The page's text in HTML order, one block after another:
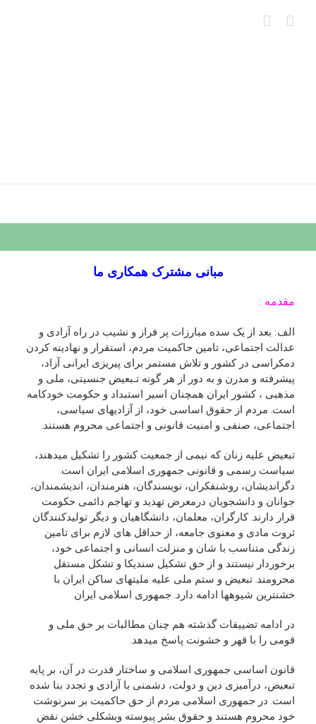
مبانی مشترک همکاری ما
مقدمه :
الف: بعد از يک سده مبارزات پر فراز و نشيب در راه آزادی و
عدالت اجتماعی، تامين حاکميت مردم، استقرار و نهادينه کردن
دمکراسی در کشور و تلاش مستمر برای پیريزی ايرانی آزاد،
پيشرفته و مدرن و به دور از هر گونه تـبعيض جنسيتی، ملی و
مذهبی ، کشور ايران همچنان اسير استبداد و حکومت خودکامه
است. مردم از حقوق اساسی خود، از آزادیهای سياسی،
اجتماعی، صنفی و امنيت قانونی و اجتماعی محروم هستند.
تبعيض عليه زنان که نيمی از جمعيت کشور را تشکيل میدهند،
سياست رسمی و قانونی جمهوری اسلامی ايران است.
دگرانديشان، روشنفکران، نويسندگان، هنرمندان، انديشمندان،
جوانان و دانشجويان درمعرض تهديد و تهاجم دائمی حکومت
قرار دارند. کارگران، معلمان، دانشگاهيان و ديگر توليدکنندگان
ثروت مادی و معنوی جامعه، از حداقل های لازم برای تامين
زندگی متناسب با شان و منزلت انسانی و اجتماعی خود،
برخوردار نيستند و از حق تشکيل سنديکا و تشکل مستقل
محرومند. تبعيض و ستم ملی عليه مليتهای ساکن ايران با
خشنترين شيوهها ادامه دارد. جمهوری اسلامی ايران
در ادامه تضييقات گذشته هم چنان مطالبات بر حق ملی و
قومی را با قهر و خشونت پاسخ میدهد.
قانون اساسی جمهوری اسلامی و ساختار قدرت در آن، بر پايه
تبعيض، درآميزی دين و دولت، دشمنی با آزادی و تجدد بنا شده
است. در جمهوری اسلامی مردم از حق حاکميت بر سرنوشت
خود محروم هستند و حقوق بشر پيوسته وبشکلی خشن نقض